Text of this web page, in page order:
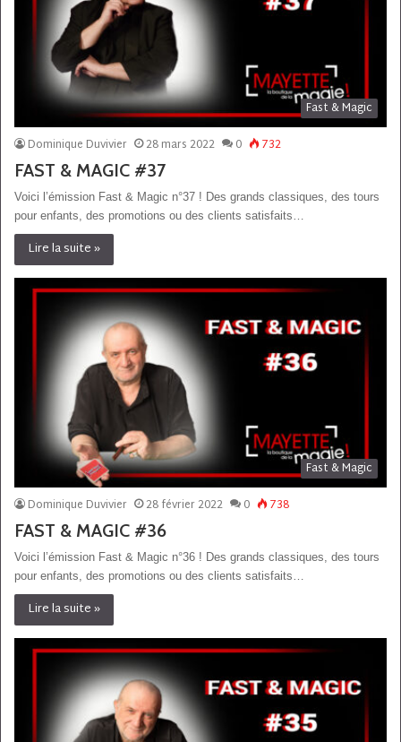
Fast & Magic
Dominique Duvivier
28 mars 2022 0 732
FAST & MAGIC #37
Voici l’émission Fast & Magic n°37 ! Des grands classiques, des tours
pour enfants, des promotions ou des clients satisfaits…
Lire la suite »
Fast & Magic
Dominique Duvivier
28 février 2022 0 738
FAST & MAGIC #36
Voici l’émission Fast & Magic n°36 ! Des grands classiques, des tours
pour enfants, des promotions ou des clients satisfaits…
Lire la suite »